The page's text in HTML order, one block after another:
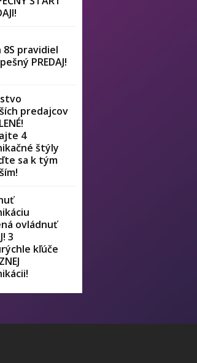
8S pravidiel
PREDAJ!
predajcov
4
štýly
sa k tým
ovládnuť
3
kľúče